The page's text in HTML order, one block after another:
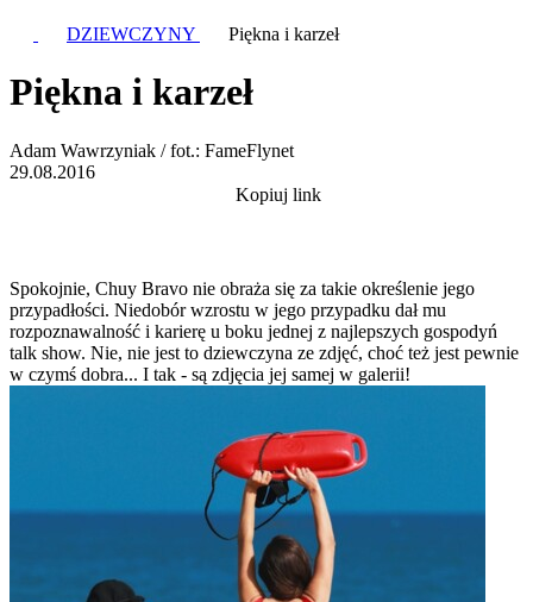
DZIEWCZYNY Piękna i karzeł
Piękna i karzeł
Adam Wawrzyniak / fot.: FameFlynet
29.08.2016
Kopiuj link
Spokojnie, Chuy Bravo nie obraża się za takie określenie jego
przypadłości. Niedobór wzrostu w jego przypadku dał mu
rozpoznawalność i karierę u boku jednej z najlepszych gospodyń
talk show. Nie, nie jest to dziewczyna ze zdjęć, choć też jest pewnie
w czymś dobra... I tak - są zdjęcia jej samej w galerii!